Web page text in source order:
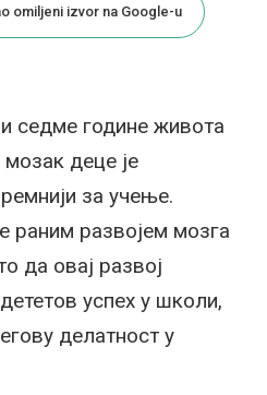
omiljeni izvor na Google-u
седме године живота
деце је
за учење.
раним развојем мозга
да овај развој
успех у школи,
делатност у